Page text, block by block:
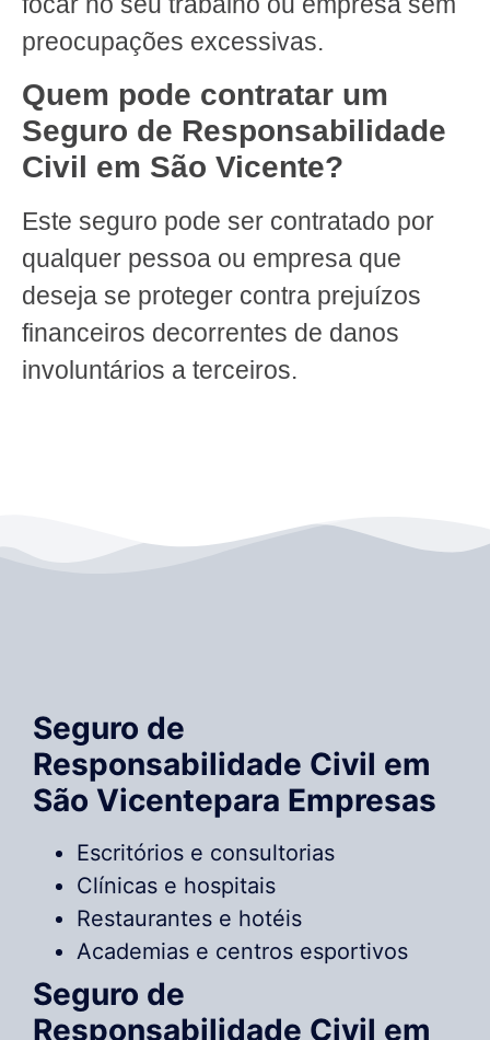
preocupações excessivas.
Quem pode contratar um
Seguro de Responsabilidade
Civil em São Vicente?
Este seguro pode ser contratado por
qualquer pessoa ou empresa que
deseja se proteger contra prejuízos
financeiros decorrentes de danos
involuntários a terceiros.
Seguro de
Responsabilidade Civil em
São Vicentepara Empresas
Escritórios e consultorias
Clínicas e hospitais
Restaurantes e hotéis
Academias e centros esportivos
Seguro de
Responsabilidade Civil em